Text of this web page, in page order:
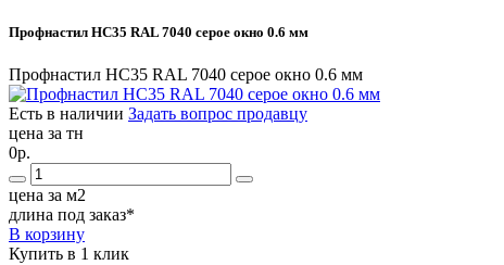
Профнастил НС35 RAL 7040 серое окно 0.6 мм
Профнастил НС35 RAL 7040 серое окно 0.6 мм
Есть в наличии Задать вопрос продавцу
цена за тн
0р.
цена за м2
длина под заказ*
В корзину
Купить в 1 клик